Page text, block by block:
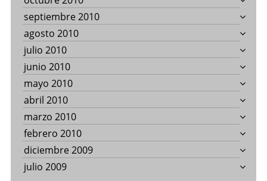
septiembre 2010
agosto 2010
julio 2010
junio 2010
mayo 2010
abril 2010
marzo 2010
febrero 2010
diciembre 2009
julio 2009